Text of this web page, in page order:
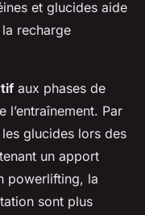
et glucides aide
recharge
aux phases de
l’entraînement. Par
glucides lors des
un apport
powerlifting, la
sont plus